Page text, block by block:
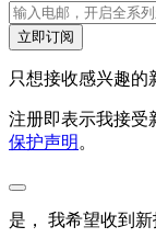
立即订阅
只想接收感兴趣的
注册即表示我接受
保护声明 。
是， 我希望收到